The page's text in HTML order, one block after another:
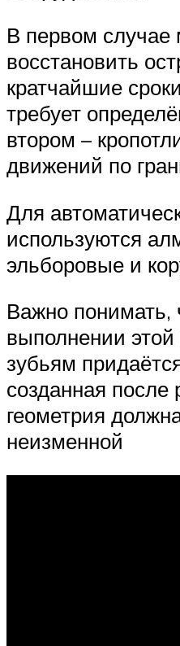
В первом случае
восстановить
кратчайшие
требует
втором –
движений по
Для
используются
эльборовые и
Важно понимать,
выполнении
зубьям
созданная после
геометрия
неизменной